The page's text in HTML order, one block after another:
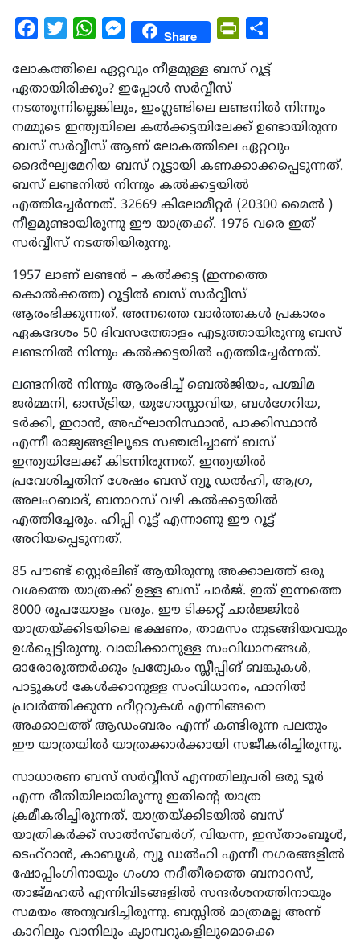
Facebook
Twitter WhatsAppMessengerShare PrintFriendly
ലോകത്തിലെ ഏറ്റവും നീളമുള്ള ബസ് റൂട്ട്
ഏതായിരിക്കും? ഇപ്പോൾ സർവ്വീസ്
നടത്തുന്നില്ലെങ്കിലും, ഇംഗ്ലണ്ടിലെ ലണ്ടനിൽ നിന്നും
നമ്മുടെ ഇന്ത്യയിലെ കൽക്കട്ടയിലേക്ക് ഉണ്ടായിരുന്ന
ബസ് സർവ്വീസ് ആണ് ലോകത്തിലെ ഏറ്റവും
ദൈർഘ്യമേറിയ ബസ് റൂട്ടായി കണക്കാക്കപ്പെടുന്നത്.
ബസ് ലണ്ടനിൽ നിന്നും കൽക്കട്ടയിൽ
എത്തിച്ചേർന്നത്. 32669 കിലോമീറ്റർ (20300 മൈൽ )
നീളമുണ്ടായിരുന്നു ഈ യാത്രക്ക്. 1976 വരെ ഇത്
സർവ്വീസ് നടത്തിയിരുന്നു.
1957 ലാണ് ലണ്ടൻ – കൽക്കട്ട (ഇന്നത്തെ
കൊൽക്കത്ത) റൂട്ടിൽ ബസ് സർവ്വീസ്
ആരംഭിക്കുന്നത്. അന്നത്തെ വാർത്തകൾ പ്രകാരം
ഏകദേശം 50 ദിവസത്തോളം എടുത്തായിരുന്നു ബസ്
ലണ്ടനിൽ നിന്നും കൽക്കട്ടയിൽ എത്തിച്ചേർന്നത്.
ലണ്ടനിൽ നിന്നും ആരംഭിച്ച് ബെൽജിയം, പശ്ചിമ
ജർമ്മനി, ഓസ്ട്രിയ, യുഗോസ്ലാവിയ, ബൾഗേറിയ,
ടർക്കി, ഇറാൻ, അഫ്ഘാനിസ്ഥാൻ, പാക്കിസ്ഥാൻ
എന്നീ രാജ്യങ്ങളിലൂടെ സഞ്ചരിച്ചാണ് ബസ്
ഇന്ത്യയിലേക്ക് കിടന്നിരുന്നത്. ഇന്ത്യയിൽ
പ്രവേശിച്ചതിന് ശേഷം ബസ് ന്യൂ ഡൽഹി, ആഗ്ര,
അലഹബാദ്, ബനാറസ് വഴി കൽക്കട്ടയിൽ
എത്തിച്ചേരും. ഹിപ്പി റൂട്ട് എന്നാണു ഈ റൂട്ട്
അറിയപ്പെടുന്നത്.
85 പൗണ്ട് സ്റ്റെർലിങ് ആയിരുന്നു അക്കാലത്ത് ഒരു
വശത്തെ യാത്രക്ക് ഉള്ള ബസ് ചാർജ്. ഇത് ഇന്നത്തെ
8000 രൂപയോളം വരും. ഈ ടിക്കറ്റ് ചാർജ്ജിൽ
യാത്രയ്ക്കിടയിലെ ഭക്ഷണം, താമസം തുടങ്ങിയവയും
ഉൾപ്പെട്ടിരുന്നു. വായിക്കാനുള്ള സംവിധാനങ്ങൾ,
ഓരോരുത്തർക്കും പ്രത്യേകം സ്ലീപ്പിങ് ബങ്കുകൾ,
പാട്ടുകൾ കേൾക്കാനുള്ള സംവിധാനം, ഫാനിൽ
പ്രവർത്തിക്കുന്ന ഹീറ്ററുകൾ എന്നിങ്ങനെ
അക്കാലത്ത് ആഡംബരം എന്ന് കണ്ടിരുന്ന പലതും
ഈ യാത്രയിൽ യാത്രക്കാർക്കായി സജീകരിച്ചിരുന്നു.
സാധാരണ ബസ് സർവ്വീസ് എന്നതിലുപരി ഒരു ടൂർ
എന്ന രീതിയിലായിരുന്നു ഇതിന്റെ യാത്ര
ക്രമീകരിച്ചിരുന്നത്. യാത്രയ്ക്കിടയിൽ ബസ്
യാത്രികർക്ക് സാൽസ്ബർഗ്, വിയന്ന, ഇസ്‌താംബൂൾ,
ടെഹ്‌റാൻ, കാബൂൾ, ന്യൂ ഡൽഹി എന്നീ നഗരങ്ങളിൽ
ഷോപ്പിംഗിനായും ഗംഗാ നദീതീരത്തെ ബനാറസ്,
താജ്‌മഹൽ എന്നിവിടങ്ങളിൽ സന്ദർശനത്തിനായും
സമയം അനുവദിച്ചിരുന്നു. ബസ്സിൽ മാത്രമല്ല അന്ന്
കാറിലും വാനിലും ക്യാമ്പറുകളിലുമൊക്കെ